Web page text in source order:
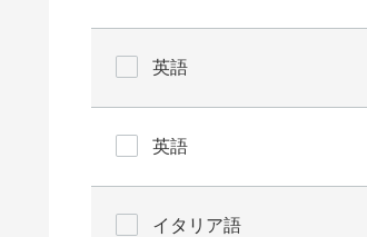
英語
英語
イタリア語